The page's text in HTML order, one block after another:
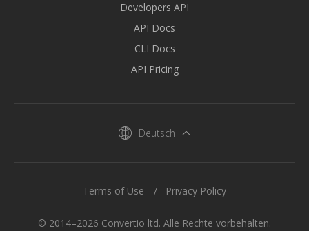
Developers API
API Docs
CLI Docs
API Pricing
Deutsch
© 2014–2026 Convertio ltd. Alle Rechte vorbehalten.
Terms of Use Privacy Policy